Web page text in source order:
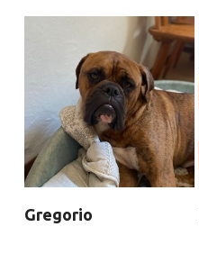
Gregorio